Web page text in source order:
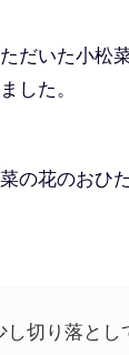
だいた小松
した。
の花のおひ
し切り落とし